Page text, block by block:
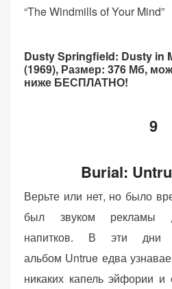
“The Windmills of Your Mind”
Dusty Springfield: Dusty in
(1969), Размер: 376 Мб,
ниже БЕСПЛАТНО!
9
Burial:
Верьте или нет, но было
был звуком рекламы
напитков. В эти
альбом Untrue едва
никаких капель эйфории